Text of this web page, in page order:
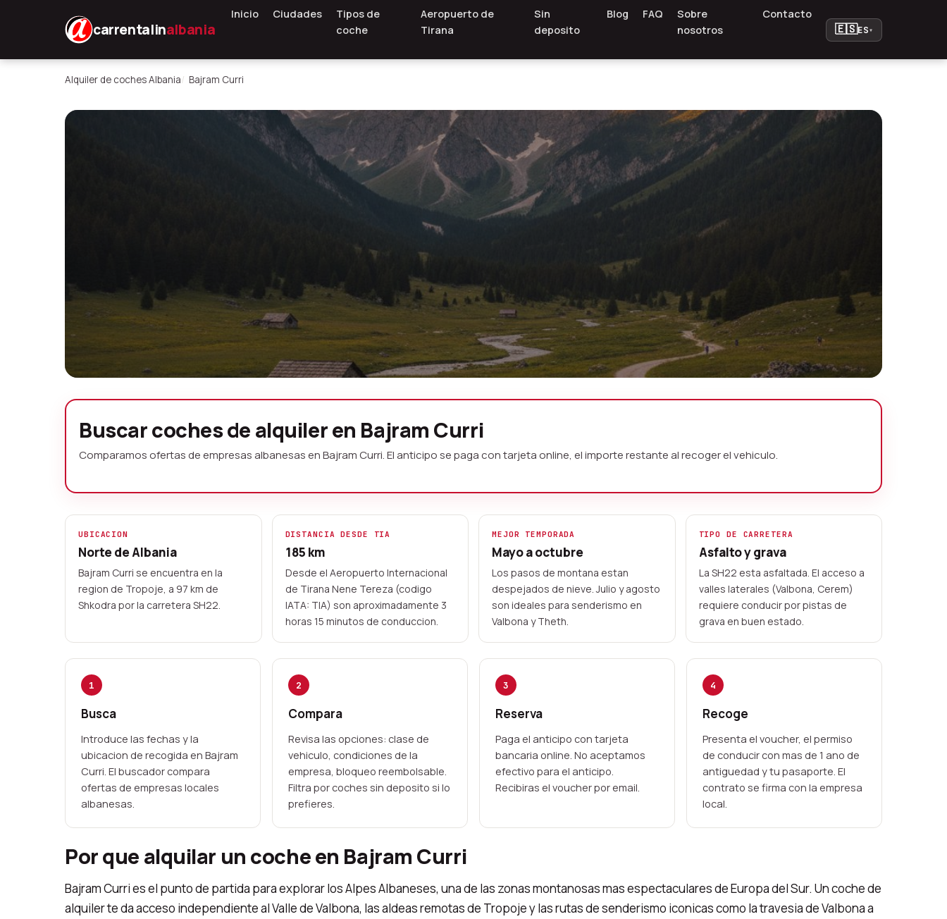
carrentalinalbania
Inicio Ciudades
Tipos de
coche
Aeropuerto de
Tirana
Sin
deposito
Blog FAQ
Sobre
nosotros
Contacto
🇪🇸ES▾
Alquiler de coches Albania Bajram Curri
Alquiler de coches Bajram
Curri sin deposito
Comparamos ofertas de empresas locales de alquiler en Bajram Curri,
puerta de entrada al Parque Nacional de Valbona y Theth. Reserva online
con anticipo por tarjeta, recoge con el voucher.
Desde 2023 Comparador independiente
20+ ubicaciones en Albania
Contrato con empresa local
Buscar coches de alquiler en Bajram Curri
Comparamos ofertas de empresas albanesas en Bajram Curri. El anticipo se paga con tarjeta online, el importe restante al recoger el vehiculo.
UBICACION
Norte de Albania
Bajram Curri se encuentra en la
region de Tropoje, a 97 km de
Shkodra por la carretera SH22.
DISTANCIA DESDE TIA
185 km
Desde el Aeropuerto Internacional
de Tirana Nene Tereza (codigo
IATA: TIA) son aproximadamente 3
horas 15 minutos de conduccion.
MEJOR TEMPORADA
Mayo a octubre
Los pasos de montana estan
despejados de nieve. Julio y agosto
son ideales para senderismo en
Valbona y Theth.
TIPO DE CARRETERA
Asfalto y grava
La SH22 esta asfaltada. El acceso a
valles laterales (Valbona, Cerem)
requiere conducir por pistas de
grava en buen estado.
1
Busca
Introduce las fechas y la
ubicacion de recogida en Bajram
Curri. El buscador compara
ofertas de empresas locales
albanesas.
2
Compara
Revisa las opciones: clase de
vehiculo, condiciones de la
empresa, bloqueo reembolsable.
Filtra por coches sin deposito si lo
prefieres.
3
Reserva
Paga el anticipo con tarjeta
bancaria online. No aceptamos
efectivo para el anticipo.
Recibiras el voucher por email.
4
Recoge
Presenta el voucher, el permiso
de conducir con mas de 1 ano de
antiguedad y tu pasaporte. El
contrato se firma con la empresa
local.
Por que alquilar un coche en Bajram Curri
Bajram Curri es el punto de partida para explorar los Alpes Albaneses, una de las zonas montanosas mas espectaculares de Europa del Sur. Un coche de
alquiler te da acceso independiente al Valle de Valbona, las aldeas remotas de Tropoje y las rutas de senderismo iconicas como la travesia de Valbona a